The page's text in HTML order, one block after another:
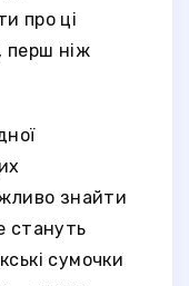
про ці
перш ніж
знайти
стануть
сумочки